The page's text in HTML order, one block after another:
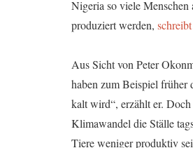
Nigeria so viele Menschen
produziert werden,
Aus Sicht von Peter
haben zum Beispiel früher
kalt wird“, erzählt er.
Klimawandel die Ställe
Tiere weniger produktiv